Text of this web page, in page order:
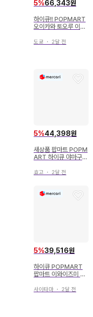
5%66,343원
하이큐!! POPMART
오이카와 토오루 이와
도쿄 ・ 2달 전
5%44,398원
새상품 팝마트 POPM
ART 하이큐 야마구치
효고 ・ 2달 전
5%39,516원
하이큐 POPMART
팝마트 이와이즈미 하
사이타마 ・ 2달 전